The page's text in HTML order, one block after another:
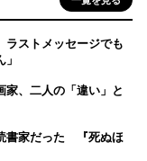
ストメッセージでも
、二人の「違い」と
書家だった 『死ぬほ